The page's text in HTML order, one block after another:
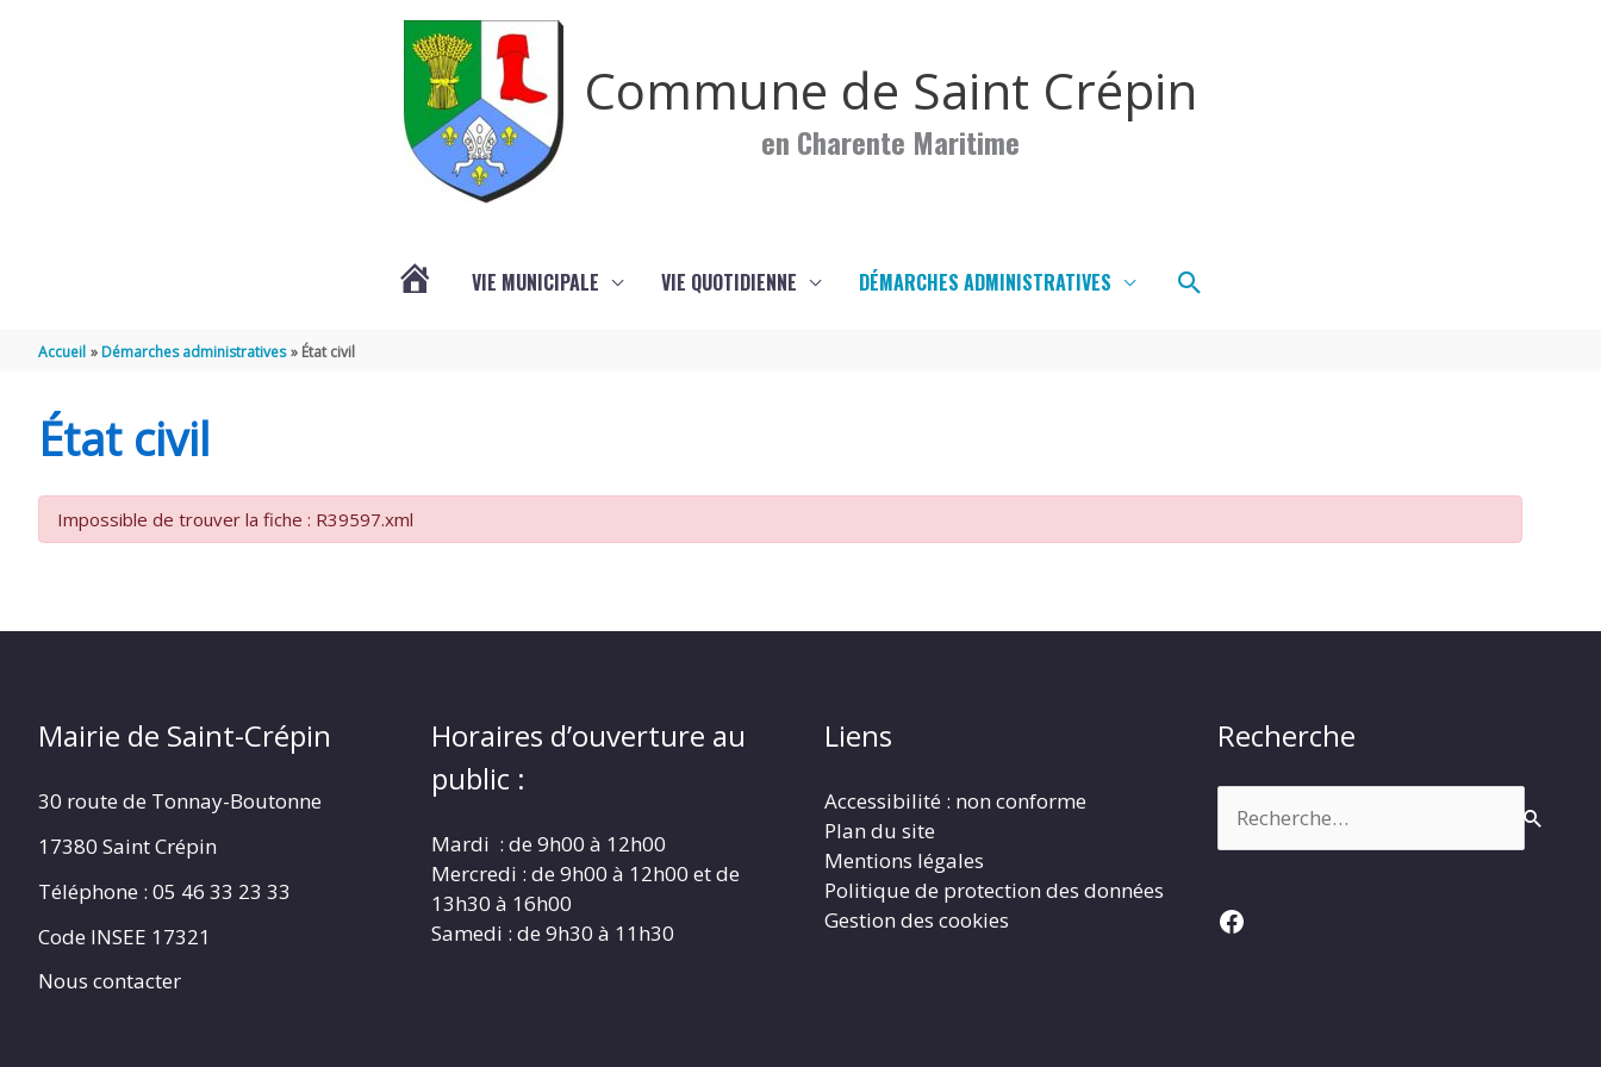
Commune de Saint Crépin
en Charente Maritime
CRÉPIN
VIE MUNICIPALE VIE QUOTIDIENNE DÉMARCHES ADMINISTRATIVES Rechercher
Accueil Démarches administratives État civil
État civil
Impossible de trouver la fiche : R39597.xml
Mairie de Saint-Crépin
30 route de Tonnay-Boutonne
17380 Saint Crépin
Téléphone : 05 46 33 23 33
Code INSEE 17321
Nous contacter
Horaires d’ouverture au
public :
Mardi : de 9h00 à 12h00
Mercredi : de 9h00 à 12h00 et de
13h30 à 16h00
Samedi : de 9h30 à 11h30
Liens
Accessibilité : non conforme
Plan du site
Mentions légales
Politique de protection des données
Gestion des cookies
Recherche
Facebook